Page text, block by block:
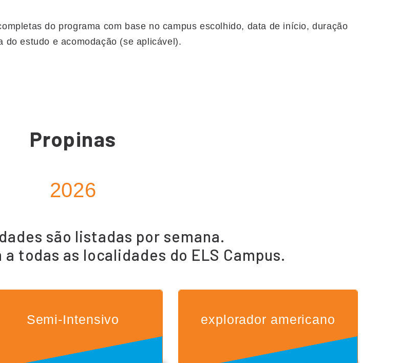
do programa com base no campus escolhido, data de início, duração
do estudo e acomodação (se aplicável).
Propinas
2026
são listadas por semana.
todas as localidades do ELS Campus.
Semi-Intensivo explorador americano